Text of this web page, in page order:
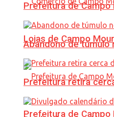
Lojas de Campo
Prefeitura de
Prefeitura de
Abandono de túmulo
Prefeitura retira